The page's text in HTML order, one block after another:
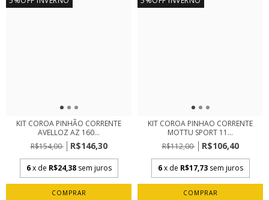
KIT COROA PINHÃO CORRENTE
AVELLOZ AZ 160...
R$154,00
R$146,30
6 x de R$24,38 sem juros
KIT COROA PINHAO CORRENTE
MOTTU SPORT 11...
R$112,00
R$106,40
6 x de R$17,73 sem juros